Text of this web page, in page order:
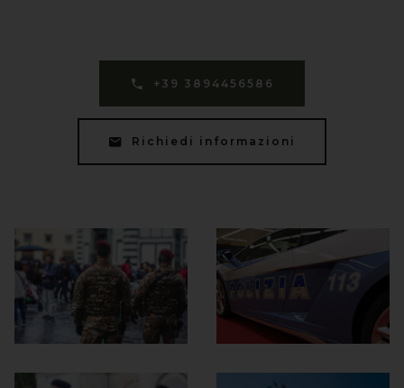
+39 3894456586
Richiedi informazioni